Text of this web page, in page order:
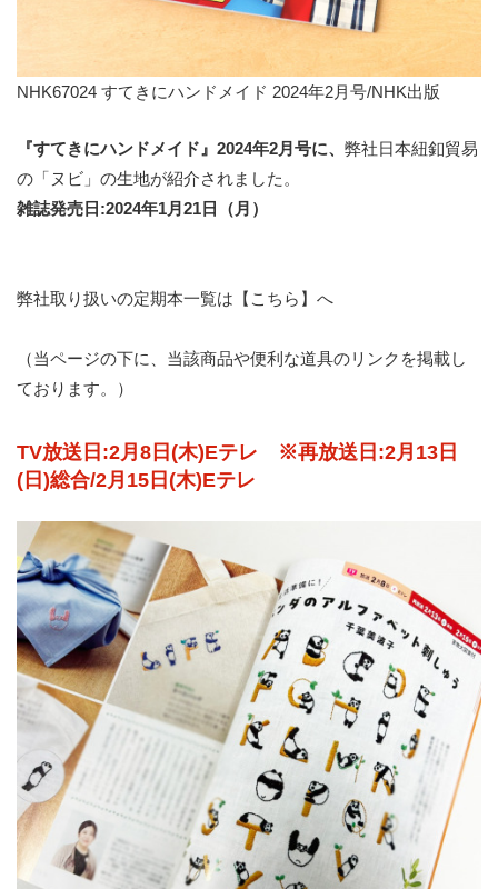
NHK67024 すてきにハンドメイド 2024年2月号/NHK出版
『すてきにハンドメイド』2024年2月号に、 弊社日本紐釦貿易
の「ヌビ」の生地が紹介されました。
雑誌発売日:2024年1月21日（月）
弊社取り扱いの定期本一覧は【 こちら 】へ
（当ページの下に、当該商品や便利な道具のリンクを掲載し
ております。）
TV放送日:2月8日(木)Eテレ ※再放送日:2月13日
(日)総合/2月15日(木)Eテレ